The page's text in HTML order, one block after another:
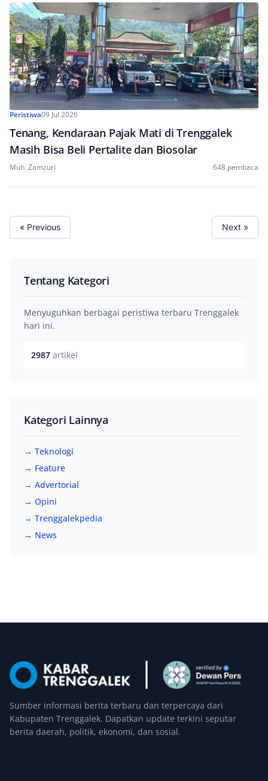
Peristiwa09 Jul 2026
Tenang, Kendaraan Pajak Mati di Trenggalek
Masih Bisa Beli Pertalite dan Biosolar
Muh. Zamzuri 648 pembaca
« Previous Next »
Tentang Kategori
Menyuguhkan berbagai peristiwa terbaru Trenggalek
hari ini.
2987 artikel
Kategori Lainnya
→ Teknologi
→ Feature
→ Advertorial
→ Opini
→ Trenggalekpedia
→ News
Sumber informasi berita terbaru dan terpercaya dari
Kabupaten Trenggalek. Dapatkan update terkini seputar
berita daerah, politik, ekonomi, dan sosial.